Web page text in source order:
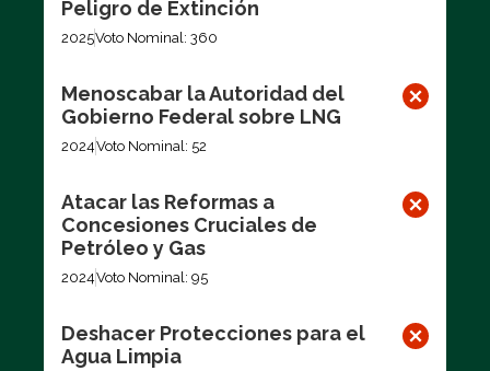
Peligro de Extinción
2025Voto Nominal: 360
Menoscabar la Autoridad del
Gobierno Federal sobre LNG
2024Voto Nominal: 52
Atacar las Reformas a
Concesiones Cruciales de
Petróleo y Gas
2024Voto Nominal: 95
Deshacer Protecciones para el
Agua Limpia